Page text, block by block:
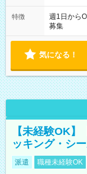
特徴
週1日から
募集
気になる！
【未経験OK
ッキング・シ
派遣 職種未経験OK